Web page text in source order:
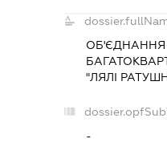
ОБ'ЄДНАННЯ
"ЛЯЛІ
-